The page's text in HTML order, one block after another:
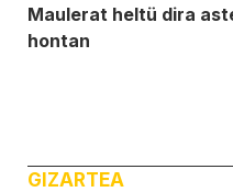
Maulerat heltü dira
hontan
GIZARTEA